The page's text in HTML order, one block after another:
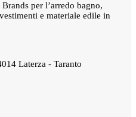
per l’arredo bagno,
e materiale edile in
Laterza - Taranto